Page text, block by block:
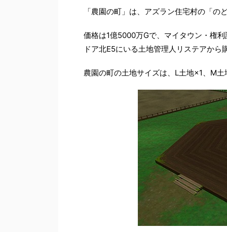
「農園の町」は、アズラン住宅村の「
価格は1億5000万Gで、マイタウン・権
ドア北E5にいる土地管理人リステアから
農園の町の土地サイズは、L土地×1、M